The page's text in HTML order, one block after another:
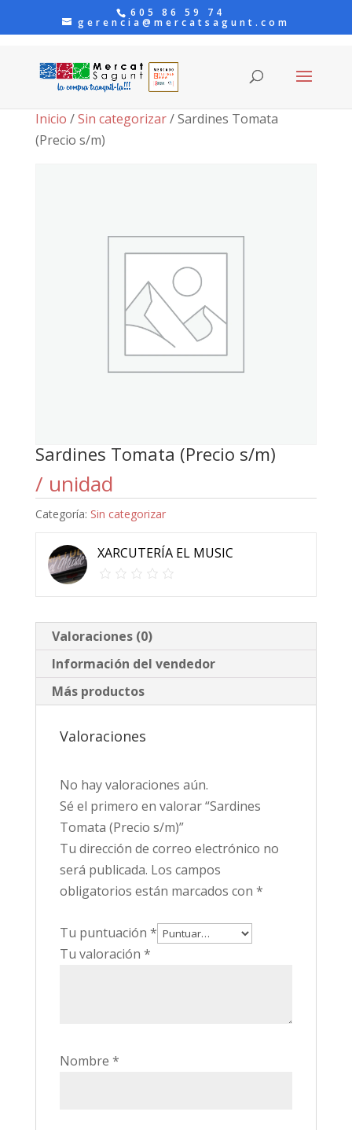
605 86 59 74
gerencia@mercatsagunt.com
Inicio /Sin categorizar/ Sardines Tomata
(Precio s/m)
Sardines Tomata (Precio s/m)
/ unidad
Categoría: Sin categorizar
XARCUTERÍA EL MUSIC
Valoraciones (0)
Información del vendedor
Más productos
Valoraciones
No hay valoraciones aún.
Sé el primero en valorar “Sardines
Tomata (Precio s/m)”
Tu dirección de correo electrónico no
será publicada. Los campos
obligatorios están marcados con *
Tu puntuación *
Tu valoración *
Nombre *